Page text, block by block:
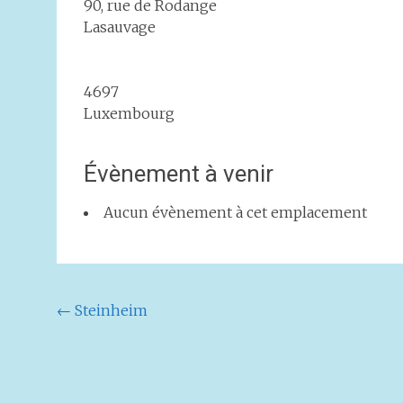
90, rue de Rodange
Lasauvage
4697
Luxembourg
Évènement à venir
Aucun évènement à cet emplacement
Navigation
← Steinheim